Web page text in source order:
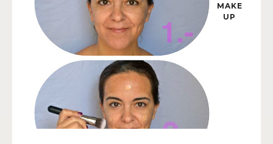
MAKE
UP